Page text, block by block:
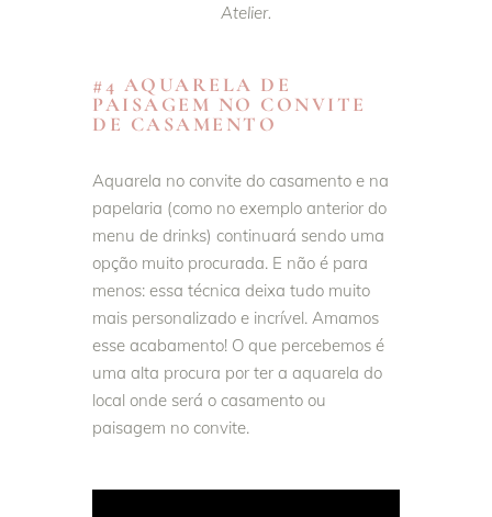
Atelier.
#4 AQUARELA DE
PAISAGEM NO CONVITE
DE CASAMENTO
Aquarela no convite do casamento e na
papelaria (como no exemplo anterior do
menu de drinks) continuará sendo uma
opção muito procurada. E não é para
menos: essa técnica deixa tudo muito
mais personalizado e incrível. Amamos
esse acabamento! O que percebemos é
uma alta procura por ter a aquarela do
local onde será o casamento ou
paisagem no convite.